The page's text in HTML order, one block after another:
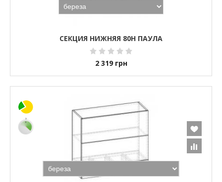
СЕКЦИЯ НИЖНЯЯ 80Н ПАУЛА
2 319 грн